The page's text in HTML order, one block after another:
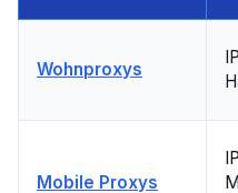
Wohnproxys
Mobile Proxys